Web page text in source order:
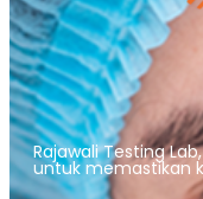
Rajawali Testing
untuk memastikan